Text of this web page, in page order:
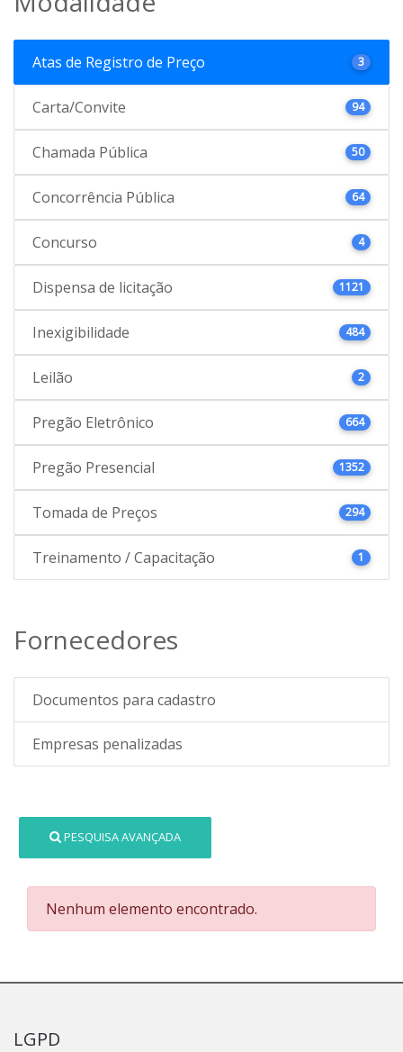
Atas de Registro de Preço 3
Carta/Convite 94
Chamada Pública 50
Concorrência Pública 64
Concurso 4
Dispensa de licitação 1121
Inexigibilidade 484
Leilão 2
Pregão Eletrônico 664
Pregão Presencial 1352
Tomada de Preços 294
Treinamento / Capacitação 1
Fornecedores
Documentos para cadastro
Empresas penalizadas
PESQUISA AVANÇADA
Nenhum elemento encontrado.
LGPD